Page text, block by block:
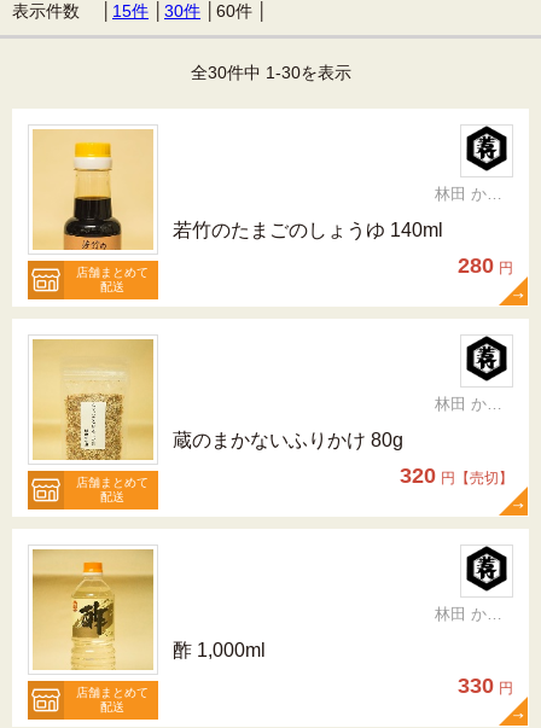
表示件数 │ 15件 30件 60件
全30件中 1-30を表示
店舗まとめて
配送
林田 かおり
若竹のたまごのしょうゆ 140ml
280 円
店舗まとめて
配送
林田 かおり
蔵のまかないふりかけ 80g
320 円【売切】
店舗まとめて
配送
林田 かおり
酢 1,000ml
330 円